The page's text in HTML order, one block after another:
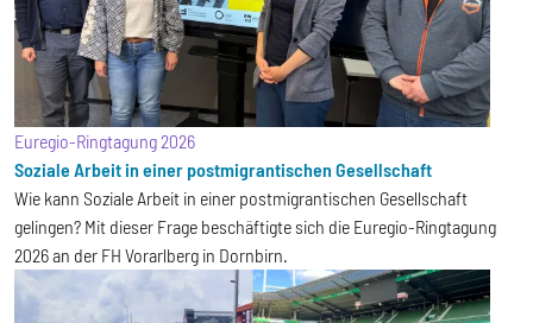
Euregio-Ringtagung 2026
Soziale Arbeit in einer postmigrantischen Gesellschaft
Wie kann Soziale Arbeit in einer postmigrantischen Gesellschaft
gelingen? Mit dieser Frage beschäftigte sich die Euregio-Ringtagung
2026 an der FH Vorarlberg in Dornbirn.